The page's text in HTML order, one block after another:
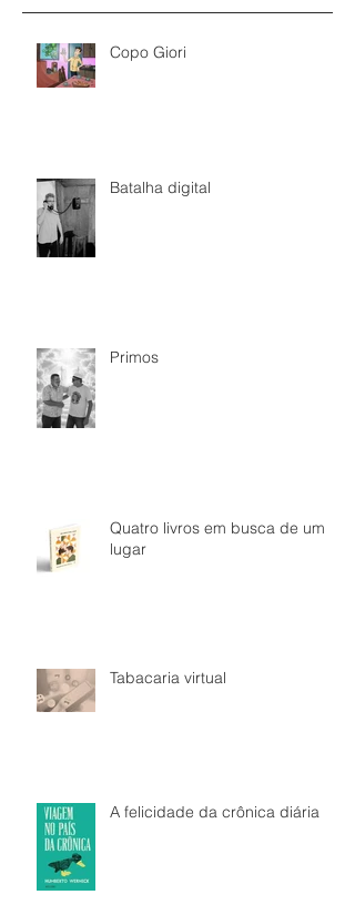
Copo Giori
Batalha digital
Primos
Quatro livros em busca de um
lugar
Tabacaria virtual
A felicidade da crônica diária